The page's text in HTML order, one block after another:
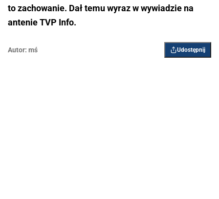
to zachowanie. Dał temu wyraz w wywiadzie na
antenie TVP Info.
Autor: mś Udostępnij